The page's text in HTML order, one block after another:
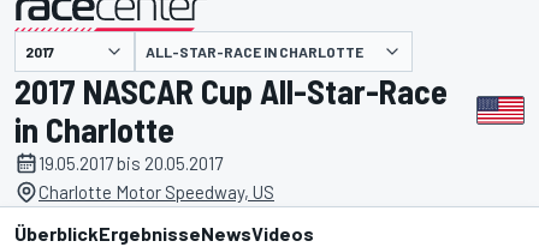
ALL-STAR-RACE IN CHARLOTTE
2017 NASCAR Cup All-Star-Race
in Charlotte
19.05.2017 bis 20.05.2017
Charlotte Motor Speedway, US
ÜberblickErgebnisseNewsVideos